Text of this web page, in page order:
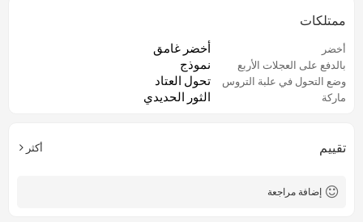
ممتلكات
أخضر أخضر غامق
بالدفع على العجلات الأربع نموذج
وضع التحول في علبة التروس تحول العتاد
ماركة الثور الحديدي
تقييم أكثر
إضافة مراجعة